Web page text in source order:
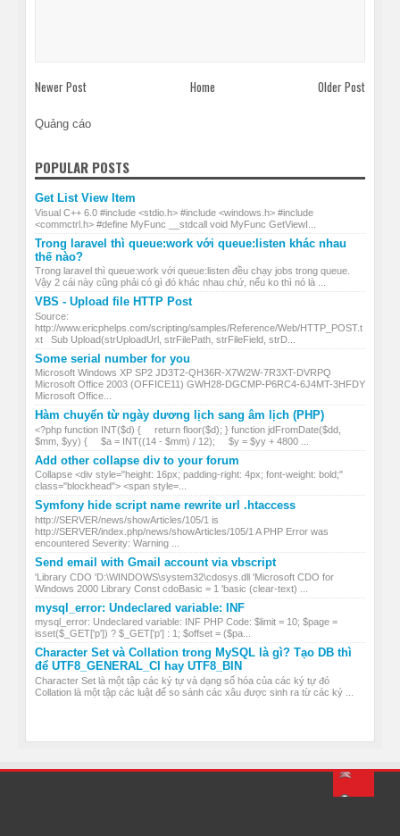
Newer Post Older Post
Home
Quảng cáo
POPULAR POSTS
Get List View Item
Visual C++ 6.0 #include <stdio.h> #include <windows.h> #include
<commctrl.h> #define MyFunc __stdcall void MyFunc GetViewI...
Trong laravel thì queue:work với queue:listen khác nhau
thế nào?
Trong laravel thì queue:work với queue:listen đều chạy jobs trong queue.
Vậy 2 cái này cũng phải có gì đó khác nhau chứ, nếu ko thì nó là ...
VBS - Upload file HTTP Post
Source:
http://www.ericphelps.com/scripting/samples/Reference/Web/HTTP_POST.t
xt Sub Upload(strUploadUrl, strFilePath, strFileField, strD...
Some serial number for you
Microsoft Windows XP SP2 JD3T2-QH36R-X7W2W-7R3XT-DVRPQ
Microsoft Office 2003 (OFFICE11) GWH28-DGCMP-P6RC4-6J4MT-3HFDY
Microsoft Office...
Hàm chuyển từ ngày dương lịch sang âm lịch (PHP)
<?php function INT($d) { return floor($d); } function jdFromDate($dd,
$mm, $yy) { $a = INT((14 - $mm) / 12); $y = $yy + 4800 ...
Add other collapse div to your forum
Collapse <div style="height: 16px; padding-right: 4px; font-weight: bold;"
class="blockhead"> <span style=...
Symfony hide script name rewrite url .htaccess
http://SERVER/news/showArticles/105/1 is
http://SERVER/index.php/news/showArticles/105/1 A PHP Error was
encountered Severity: Warning ...
Send email with Gmail account via vbscript
'Library CDO 'D:\WINDOWS\system32\cdosys.dll 'Microsoft CDO for
Windows 2000 Library Const cdoBasic = 1 'basic (clear-text) ...
mysql_error: Undeclared variable: INF
mysql_error: Undeclared variable: INF PHP Code: $limit = 10; $page =
isset($_GET['p']) ? $_GET['p'] : 1; $offset = ($pa...
Character Set và Collation trong MySQL là gì? Tạo DB thì
để UTF8_GENERAL_CI hay UTF8_BIN
Character Set là một tập các ký tự và dạng số hóa của các ký tự đó
Collation là một tập các luật để so sánh các xâu được sinh ra từ các ký ...